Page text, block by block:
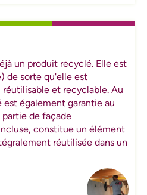
un produit recyclé. Elle est
de sorte qu'elle est
et recyclable. Au
également garantie au
partie de façade
constitue un élément
réutilisée dans un